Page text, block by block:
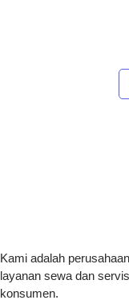
Kami adalah
layanan sewa dan
konsumen.